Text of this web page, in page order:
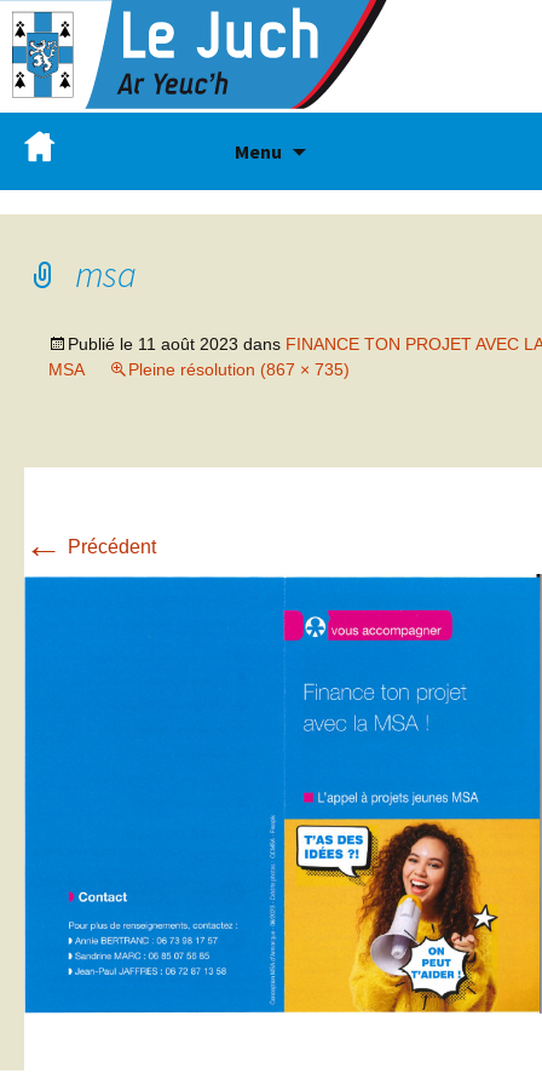
Menu
msa
Publié le 11 août 2023 dans FINANCE TON PROJET AVEC LA
MSA
Pleine résolution (867 × 735)
← Précédent